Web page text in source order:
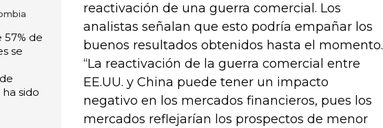
57% de
se
sido
reactivación de una guerra comercial. Los
analistas señalan que esto podría empañar los
buenos resultados obtenidos hasta el momento.
“La reactivación de la guerra comercial entre
EE.UU. y China puede tener un impacto
negativo en los mercados financieros, pues los
mercados reflejarían los prospectos de menor